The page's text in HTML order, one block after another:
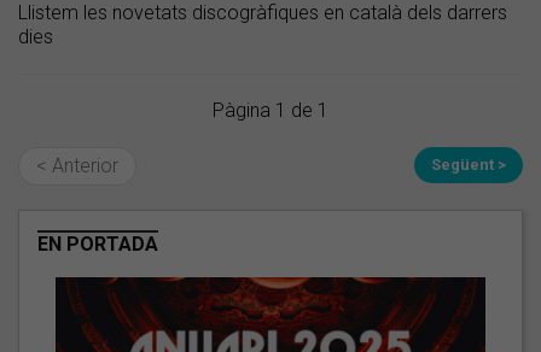
Llistem les novetats discogràfiques en català dels darrers
dies
Pàgina 1 de 1
< Anterior Següent >
EN PORTADA